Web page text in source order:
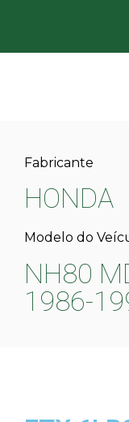
Fabricante
HONDA
Modelo do
NH80
1986-